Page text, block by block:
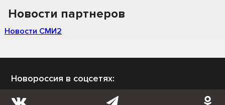
Новости партнеров
Новости СМИ2
Новороссия в соцсетях: